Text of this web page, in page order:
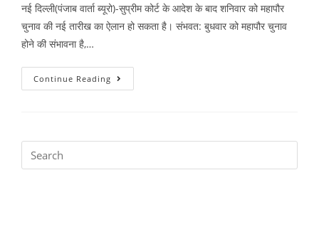
नई दिल्ली(पंजाब वार्ता ब्यूरो)-सुप्रीम कोर्ट के आदेश के बाद शनिवार को महापौर
चुनाव की नई तारीख का ऐलान हो सकता है। संभवत: बुधवार को महापौर चुनाव
होने की संभावना है,…
Continue Reading